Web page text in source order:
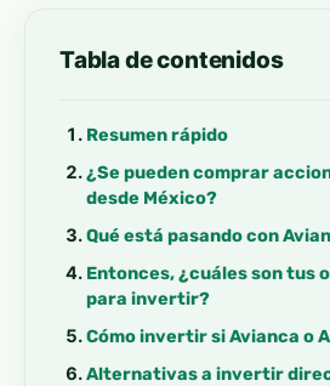
Tabla de contenidos
Resumen rápido
¿Se pueden comprar
desde México?
Qué está pasando con
Entonces, ¿cuáles son tus
para invertir?
Cómo invertir si Avianca o
Alternativas a invertir